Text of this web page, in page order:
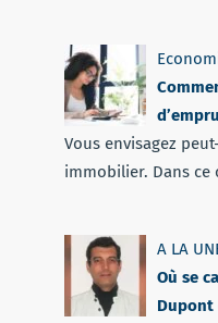
Vous envisagez
immobilier. Dans ce
A LA
Où se
Dupont